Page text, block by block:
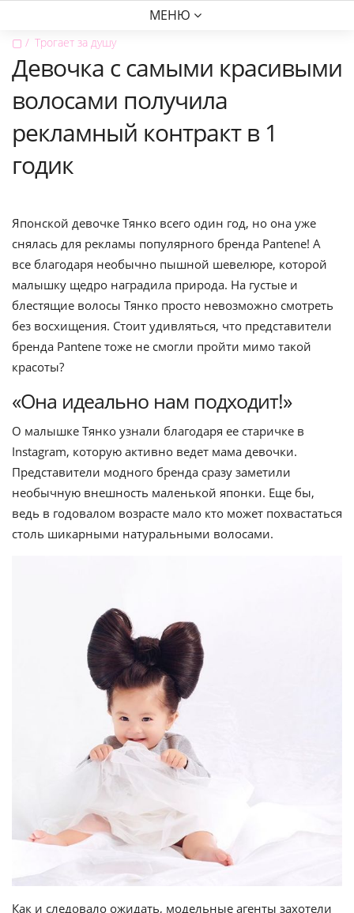
МЕНЮ
▢ Трогает за душу
Девочка с самыми красивыми
волосами получила
рекламный контракт в 1
годик
Японской девочке Тянко всего один год, но она уже
снялась для рекламы популярного бренда Pantene! А
все благодаря необычно пышной шевелюре, которой
малышку щедро наградила природа. На густые и
блестящие волосы Тянко просто невозможно смотреть
без восхищения. Стоит удивляться, что представители
бренда Pantene тоже не смогли пройти мимо такой
красоты?
«Она идеально нам подходит!»
О малышке Тянко узнали благодаря ее старичке в
Instagram, которую активно ведет мама девочки.
Представители модного бренда сразу заметили
необычную внешность маленькой японки. Еще бы,
ведь в годовалом возрасте мало кто может похвастаться
столь шикарными натуральными волосами.
Как и следовало ожидать, модельные агенты захотели